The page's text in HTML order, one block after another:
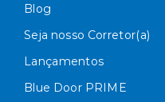
Blog
Seja nosso Corretor(a)
Lançamentos
Blue Door PRIME